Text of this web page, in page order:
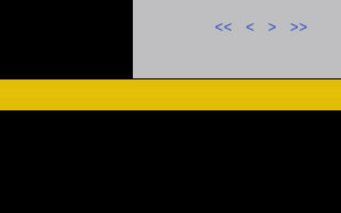
<< < > >>